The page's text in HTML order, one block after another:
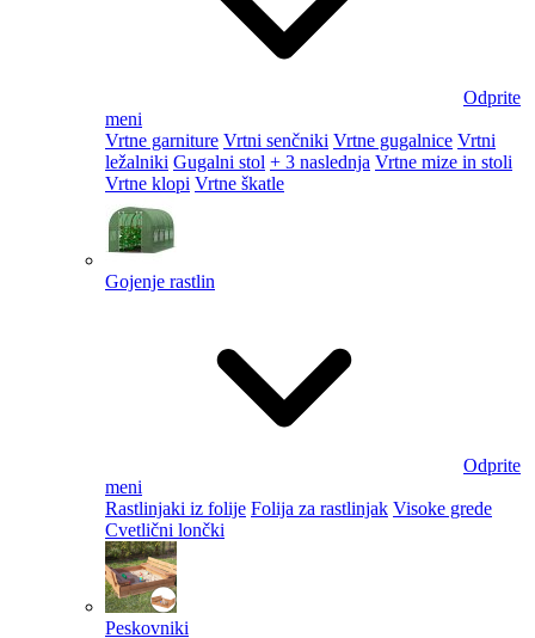
Odprite
meni
Vrtne garniture Vrtni senčniki Vrtne gugalnice Vrtni
ležalniki Gugalni stol + 3 naslednja Vrtne mize in stoli
Vrtne klopi Vrtne škatle
Gojenje rastlin
Odprite
meni
Rastlinjaki iz folije Folija za rastlinjak Visoke grede
Cvetlični lončki
Peskovniki